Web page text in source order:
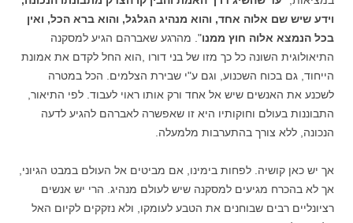
וידע שיש שם אלוה אחד, והוא מנהיג הגלגל, והוא ברא הכל, ואין
בכל הנמצא אלוה חוץ ממנו". מהרגע שאברהם הגיע למסקנה
התיאולוגית השונה כל כך מזו של בני דורו ,הוא החל לקדם את אמונת
הייחוד, גם בכוח השכנוע, וגם ע"י שבירת הצלמים. הכל במטרה
לשכנע את האנשים שיש אל אחד ורק אותו ראוי לעבוד. לפי התיאור,
התבוננות בעולם וחוקותיו היא זו שאפשרה לאברהם להגיע לדעה
הנכונה, ללא צורך בהתערבות מלמעלה.
אך יש כאן קושיה. לפחות בימינו, אם מביטים אל העולם במבט הגיוני,
אך לא בהכרח מגיעים למסקנה שיש לעולם מנהיג. הרי יש אנשים
רציונליים רבים שבוחנים את הטבע לעומקו, ולא נזקקים לקיום האל